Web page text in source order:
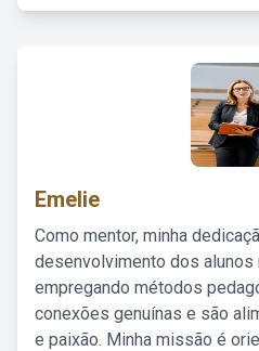
Emelie
Como mentor, minha
desenvolvimento dos alunos
empregando métodos
conexões genuínas e são
e paixão. Minha missão é